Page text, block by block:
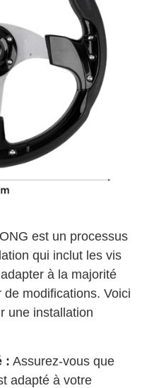
est un processus
qui inclut les vis
à la majorité
modifications. Voici
une installation
: Assurez-vous que
adapté à votre